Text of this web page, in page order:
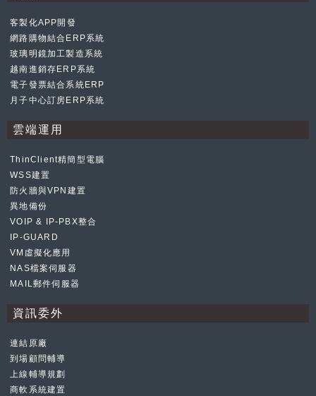
客製化APP開發
網路購物結合ERP系統
玻璃明鏡加工製造系統
越南進銷存ERP系統
電子發票結合系統ERP
月子中心訂房ERP系統
雲端運用
ThinClient精簡型電腦
WSS建置
防火牆與VPN建置
異地備份
VOIP & IP-PBX整合
IP-GUARD
VM虛擬化應用
NAS檔案伺服器
MAIL郵件伺服器
資訊委外
連結原廠
到場顧問輔導
上線輔導規劃
商軟系統建置